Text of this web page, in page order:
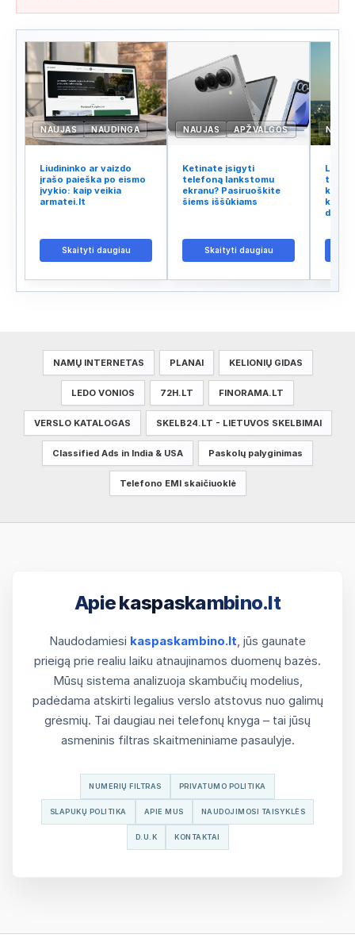
NAUJAS NAUDINGA
Liudininko ar vaizdo
įrašo paieška po eismo
įvykio: kaip veikia
armatei.lt
Skaityti daugiau
NAUJAS APŽVALGOS
Ketinate įsigyti
telefoną lankstomu
ekranu? Pasiruoškite
šiems iššūkiams
Skaityti daugiau
tinklo
kodėl
kalba
NAMŲ INTERNETAS PLANAI KELIONIŲ GIDAS
LEDO VONIOS 72H.LT FINORAMA.LT
VERSLO KATALOGAS SKELB24.LT - LIETUVOS SKELBIMAI
Classified Ads in India & USA Paskolų palyginimas
Telefono EMI skaičiuoklė
Apie kaspaskambino.lt
Naudodamiesi kaspaskambino.lt, jūs gaunate
prieigą prie realiu laiku atnaujinamos duomenų bazės.
Mūsų sistema analizuoja skambučių modelius,
padėdama atskirti legalius verslo atstovus nuo galimų
grėsmių. Tai daugiau nei telefonų knyga – tai jūsų
asmeninis filtras skaitmeniniame pasaulyje.
NUMERIŲ FILTRAS PRIVATUMO POLITIKA
SLAPUKŲ POLITIKA APIE MUS NAUDOJIMOSI TAISYKLĖS
D.U.K KONTAKTAI